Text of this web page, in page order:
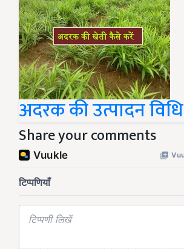
अदरक की उत्पादन विधि
Share your comments